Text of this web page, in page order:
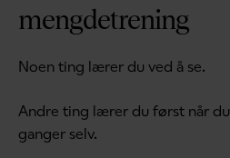
mengdetrening
Noen ting lærer du ved å se.
Andre ting lærer du først når
ganger selv.